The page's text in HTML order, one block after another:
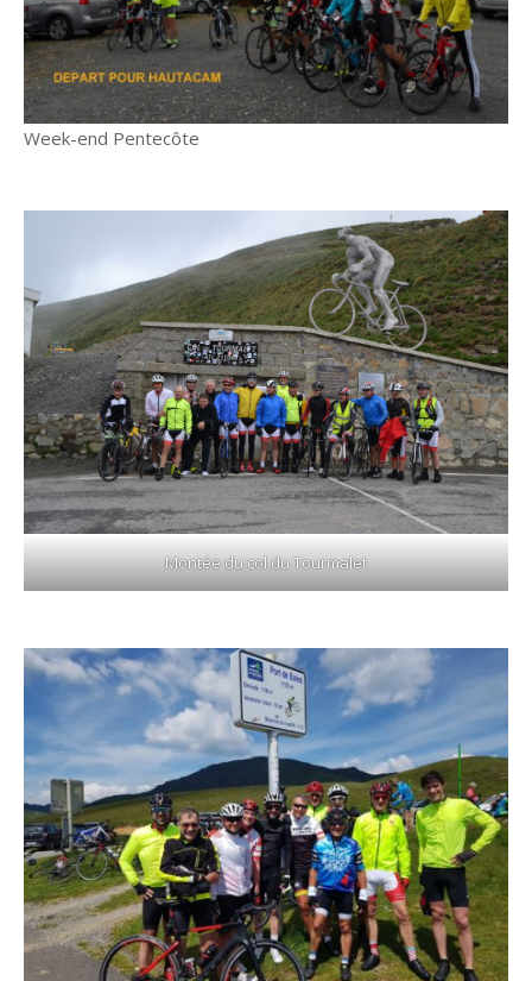
Week-end Pentecôte
Montée du col du Tourmalet